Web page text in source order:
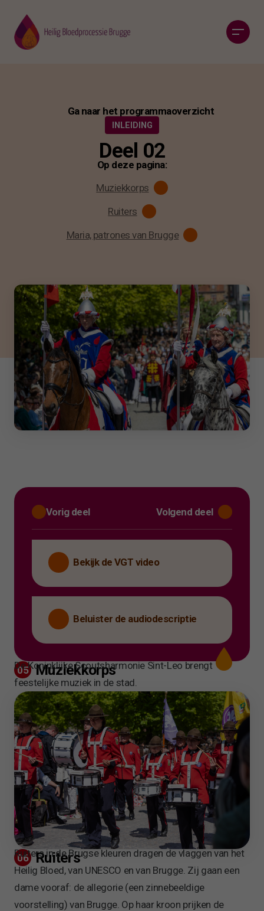
Ga naar het programmaoverzicht
INLEIDING
Deel 02
Op deze pagina:
Muziekkorps
Ruiters
Maria, patrones van Brugge
Vorig deel Volgend deel
Bekijk de VGT video
Beluister de audiodescriptie
05 Muziekkorps
De Koninklijke Scoutsharmonie Sint-Leo brengt
feestelijke muziek in de stad.
06 Ruiters
Ruiters in de Brugse kleuren dragen de vlaggen van het
Heilig Bloed, van UNESCO en van Brugge. Zij gaan een
dame vooraf: de allegorie (een zinnebeeldige
voorstelling) van Brugge. Op haar kroon prijken de